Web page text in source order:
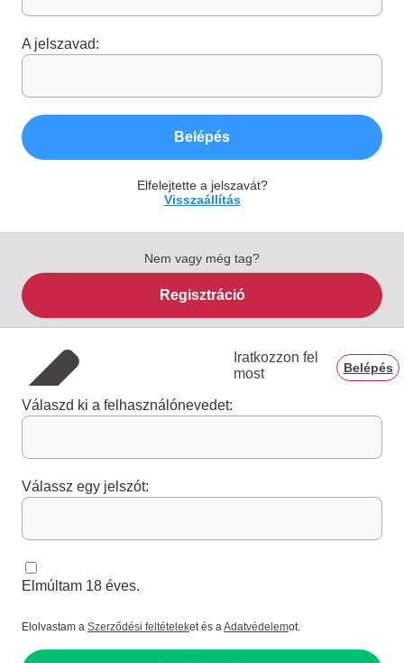
A jelszavad:
Belépés
Elfelejtette a jelszavát?
Visszaállítás
Nem vagy még tag?
Regisztráció
Iratkozzon fel
most
Belépés
Válaszd ki a felhasználónevedet:
Válassz egy jelszót:
Elmúltam 18 éves.
Elolvastam a Szerződési feltételeket és aAdatvédelemot.